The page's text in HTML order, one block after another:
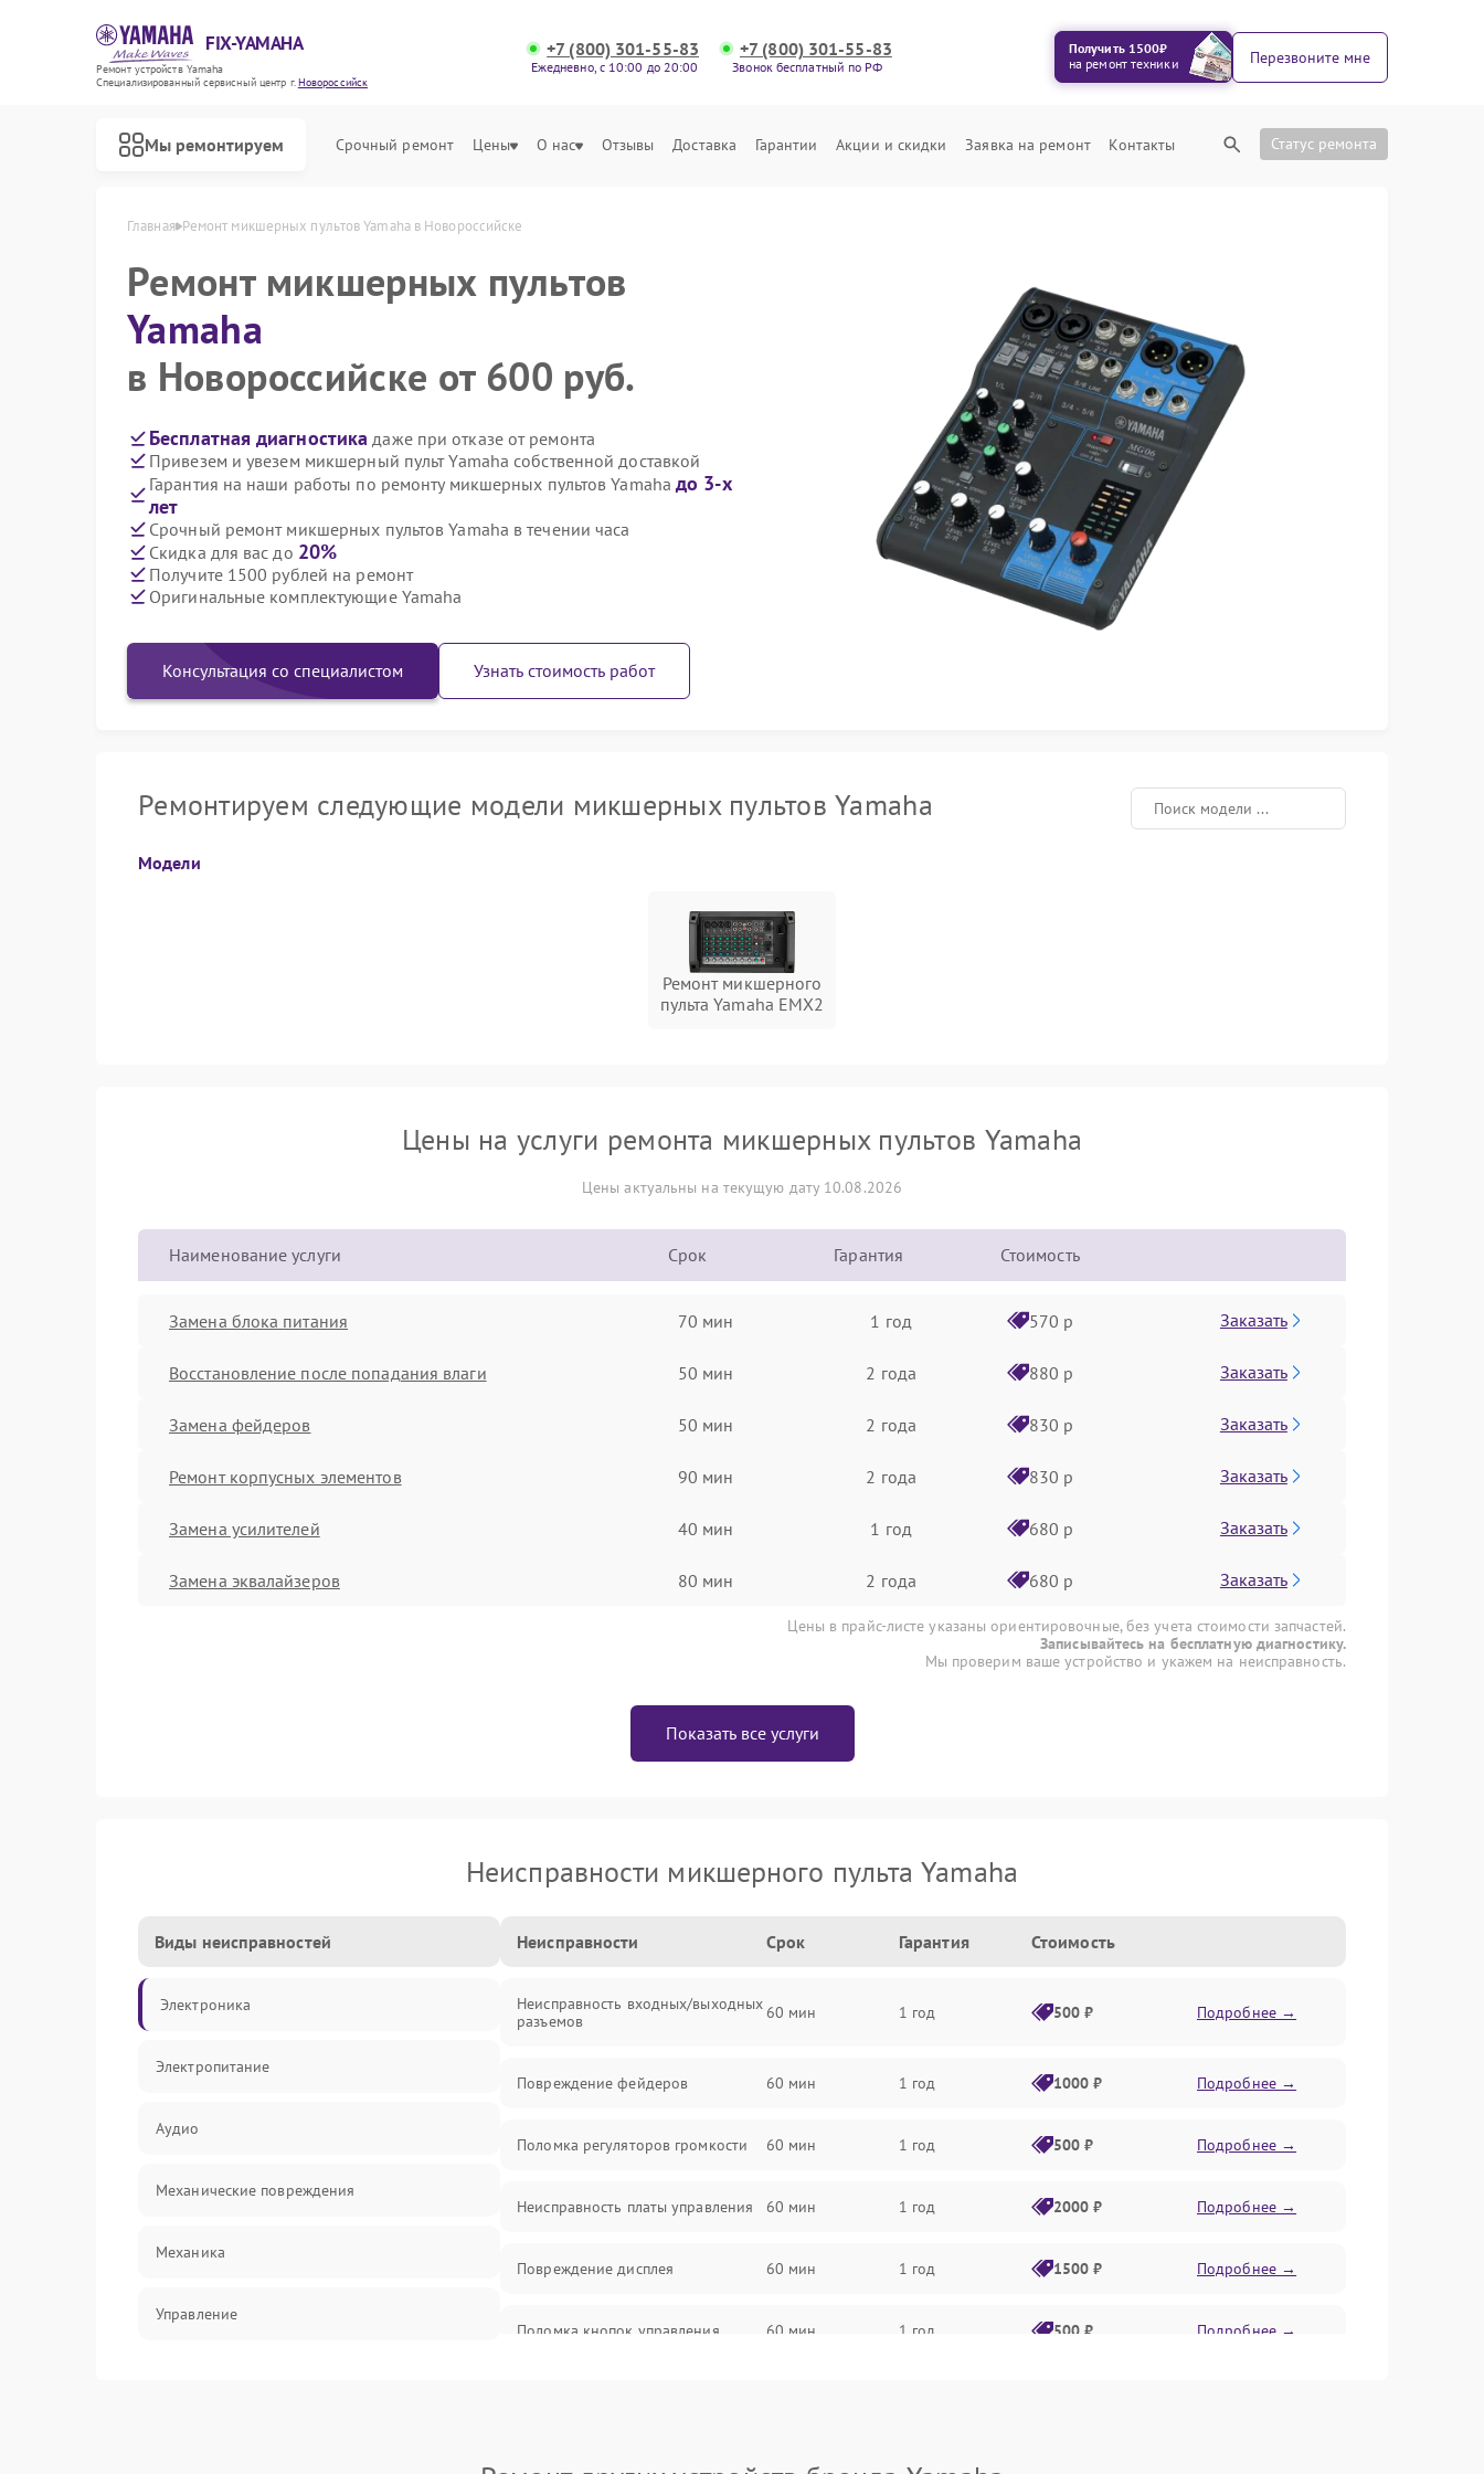
FIX-YAMAHA
Ремонт устройств Yamaha
Специализированный cервисный центр г.Новороссийск
+7 (800) 301-55-83
Ежедневно, с 10:00 до 20:00
+7 (800) 301-55-83
Звонок бесплатный по РФ
Получить 1500₽
на ремонт техники
Перезвоните мне
Мы ремонтируем Срочный ремонт Цены О нас Отзывы Доставка Гарантии Акции и скидки Заявка на ремонт Контакты Статус ремонта
Главная Ремонт микшерных пультов Yamaha в Новороссийске
Ремонт микшерных пультов
Yamaha
в Новороссийске от 600 руб.
Бесплатная диагностика даже при отказе от ремонта
Привезем и увезем микшерный пульт Yamaha собственной доставкой
Гарантия на наши работы по ремонту микшерных пультов Yamaha до 3-х
лет
Срочный ремонт микшерных пультов Yamaha в течении часа
Скидка для вас до 20%
Получите 1500 рублей на ремонт
Оригинальные комплектующие Yamaha
Консультация со специалистом Узнать стоимость работ
Ремонтируем следующие модели микшерных пультов Yamaha
Модели
Ремонт микшерного
пульта Yamaha EMX2
Цены на услуги ремонта микшерных пультов Yamaha
Цены актуальны на текущую дату 10.08.2026
Наименование услуги Срок Гарантия Стоимость
Замена блока питания 70 мин 1 год 570 р Заказать
Восстановление после попадания влаги 50 мин 2 года 880 р Заказать
Замена фейдеров 50 мин 2 года 830 р Заказать
Ремонт корпусных элементов 90 мин 2 года 830 р Заказать
Замена усилителей 40 мин 1 год 680 р Заказать
Замена эквалайзеров 80 мин 2 года 680 р Заказать
Цены в прайс-листе указаны ориентировочные, без учета стоимости запчастей.
Записывайтесь на бесплатную диагностику.
Мы проверим ваше устройство и укажем на неисправность.
Показать все услуги
Неисправности микшерного пульта Yamaha
Виды неисправностей
Электроника
Электропитание
Аудио
Механические повреждения
Механика
Управление
Неисправности Срок Гарантия Стоимость
Неисправность входных/выходных
разъемов
60 мин 1 год 500 ₽ Подробнее →
Повреждение фейдеров 60 мин 1 год 1000 ₽ Подробнее →
Поломка регуляторов громкости 60 мин 1 год 500 ₽ Подробнее →
Неисправность платы управления 60 мин 1 год 2000 ₽ Подробнее →
Повреждение дисплея 60 мин 1 год 1500 ₽ Подробнее →
Поломка кнопок управления 60 мин 1 год 500 ₽ Подробнее →